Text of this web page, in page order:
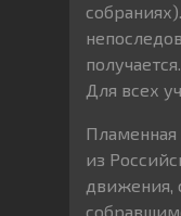
Для всех
Пламенная
из
движения,